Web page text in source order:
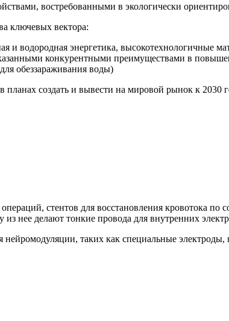
востребованными в экологически
ключевых вектора:
водородная энергетика, высокотехнологичные
конкурентными преимуществами в
обеззараживания воды)
создать и вывести на мировой рынок к
стентов для восстановления кровотока
нее делают тонкие провода для внутренних
таких как специальные